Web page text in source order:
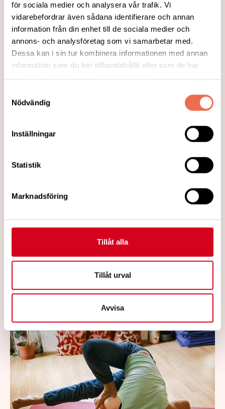
för sociala medier och analysera vår trafik. Vi
vidarebefordrar även sådana identifierare och annan
information från din enhet till de sociala medier och
annons- och analysföretag som vi samarbetar med.
Dessa kan i sin tur kombinera informationen med annan
information som du har tillhandahållit eller som de har
samlat in när du har använt deras tjänster.
Nödvändig
Inställningar
Statistik
Marknadsföring
Tillåt alla
Tillåt urval
Avvisa
Tillsammans kan vi rädda liv – därför
behöver vi prata om stroke
Internationella strokedagen påminner oss
om att varje minut räknas vid stroke.
Genom att sprida kunskap om symtom
och snabb hjälp kan fler få rätt vård i tid